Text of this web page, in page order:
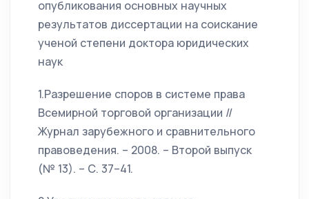
опубликования основных научных
результатов диссертации на соискание
ученой степени доктора юридических
наук
1.Разрешение споров в системе права
Всемирной торговой организации //
Журнал зарубежного и сравнительного
правоведения. – 2008. – Второй выпуск
(№ 13). – С. 37–41.